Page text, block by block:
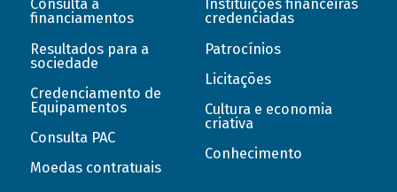
Consulta a
financiamentos
Resultados para a
sociedade
Credenciamento de
Equipamentos
Consulta PAC
Moedas contratuais
Instituições financeiras
credenciadas
Patrocínios
Licitações
Cultura e economia
criativa
Conhecimento